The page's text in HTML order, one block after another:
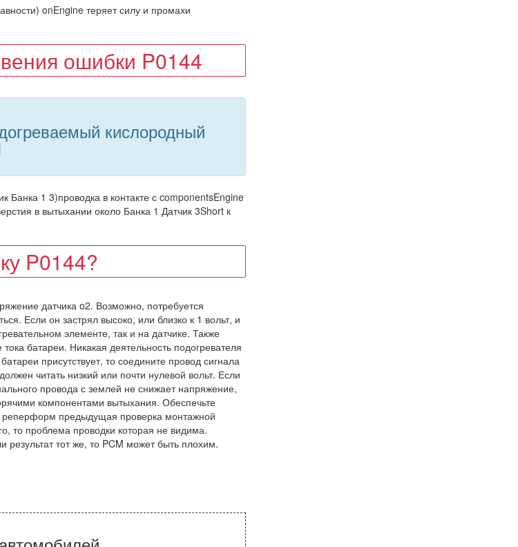
onEngine теряет силу и промахи
ошибки P0144
кислородный
Банка 1 3)проводка в контакте с componentsEngine
в вытыхании около Банка 1 Датчик 3Short к
P0144?
датчика o2. Возможно, потребуется
Если он застрял высоко, или близко к 1 вольт, и
элементе, так и на датчике. Также
батареи. Никакая деятельность подогревателя
присутствует, то соедините провод сигнала
читать низкий или почти нулевой вольт. Если
провода с землей не снижает напряжение,
компонентами вытыхания. Обеспечьте
предыдущая проверка монтажной
то проблема проводки которая не видима.
результат тот же, то PCM может быть плохим.